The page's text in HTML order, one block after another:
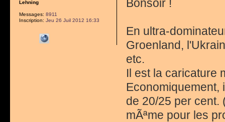
Bonsoir !
En ultra-
Groenland,
etc.
Il est la caricature
Economiquement,
de 20/25 per
mÃªme pour les
Lehning
Messages: 8911
Inscription: Jeu 26 Juil 2012 16:33